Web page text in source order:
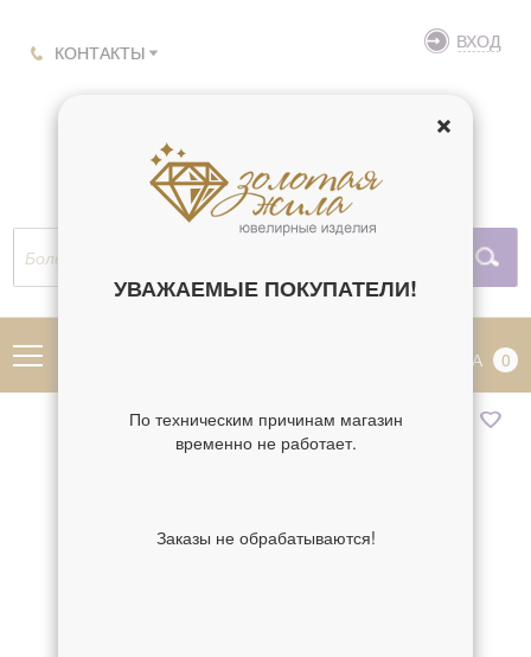
КОНТАКТЫ ВХОД
КОРЗИНА 0
УВАЖАЕМЫЕ ПОКУПАТЕЛИ!
По техническим причинам магазин
временно не работает.
Заказы не обрабатываются!